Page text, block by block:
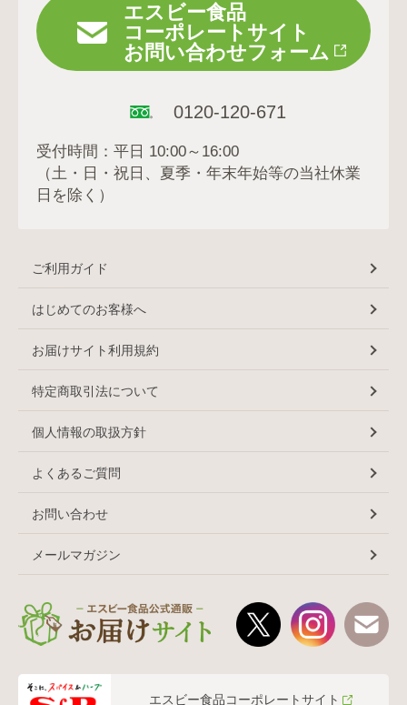
エスビー食品
コーポレートサイト
お問い合わせフォーム
0120-120-671
受付時間：平日 10:00～16:00
（土・日・祝日、夏季・年末年始等の当社休業
日を除く）
ご利用ガイド
はじめてのお客様へ
お届けサイト利用規約
特定商取引法について
個人情報の取扱方針
よくあるご質問
お問い合わせ
メールマガジン
エスビー食品コーポレートサイト